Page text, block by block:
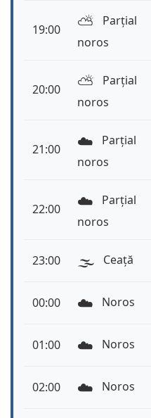
19:00 ⛅️
Parțial
noros
20:00 ⛅️
Parțial
noros
21:00 ☁️
Parțial
noros
22:00 ☁️
Parțial
noros
23:00 🌫️ Ceață
00:00 ☁️ Noros
01:00 ☁️ Noros
02:00 ☁️ Noros